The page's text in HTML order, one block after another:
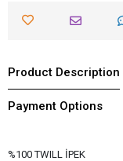
Product Description
Payment Options
%100 TWILL İPEK